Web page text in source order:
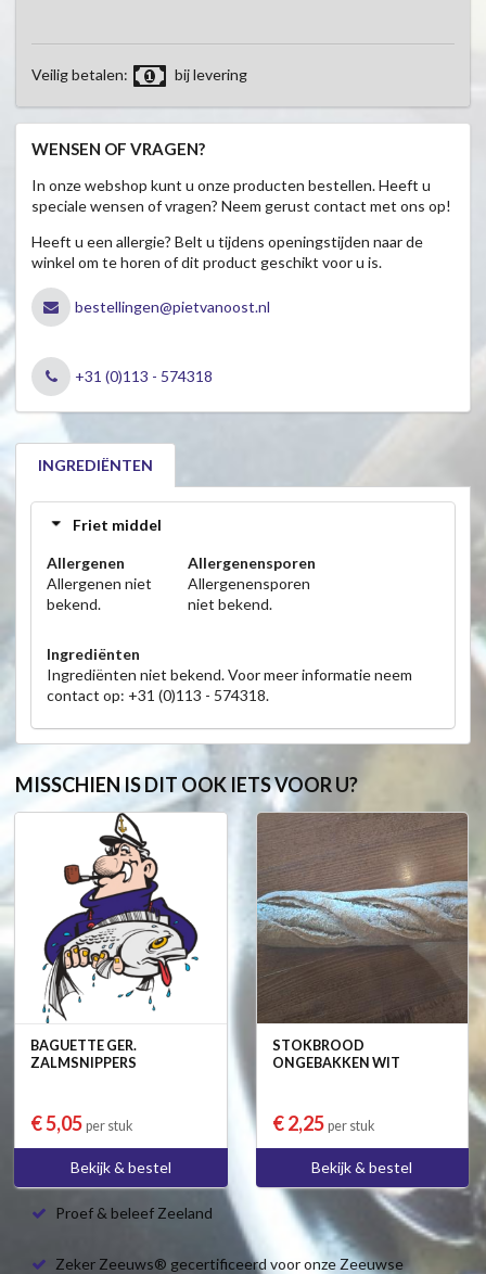
Veilig betalen: bij levering
WENSEN OF VRAGEN?
In onze webshop kunt u onze producten bestellen. Heeft u
speciale wensen of vragen? Neem gerust contact met ons op!
Heeft u een allergie? Belt u tijdens openingstijden naar de
winkel om te horen of dit product geschikt voor u is.
bestellingen@pietvanoost.nl
+31 (0)113 - 574318
INGREDIËNTEN
Friet middel
Allergenen
Allergenen niet
bekend.
Allergenensporen
Allergenensporen
niet bekend.
Ingrediënten
Ingrediënten niet bekend. Voor meer informatie neem
contact op: +31 (0)113 - 574318.
MISSCHIEN IS DIT OOK IETS VOOR U?
BAGUETTE GER.
ZALMSNIPPERS
€ 5,05 per stuk
Bekijk & bestel
STOKBROOD
ONGEBAKKEN WIT
€ 2,25 per stuk
Bekijk & bestel
Proef & beleef Zeeland
Zeker Zeeuws® gecertificeerd voor onze Zeeuwse